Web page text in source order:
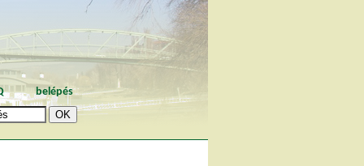
belépés